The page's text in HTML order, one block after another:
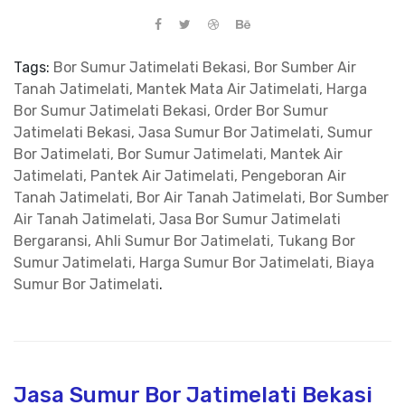
Tags: Bor Sumur Jatimelati Bekasi, Bor Sumber Air
Tanah Jatimelati, Mantek Mata Air Jatimelati, Harga
Bor Sumur Jatimelati Bekasi, Order Bor Sumur
Jatimelati Bekasi, Jasa Sumur Bor Jatimelati, Sumur
Bor Jatimelati, Bor Sumur Jatimelati, Mantek Air
Jatimelati, Pantek Air Jatimelati, Pengeboran Air
Tanah Jatimelati, Bor Air Tanah Jatimelati, Bor Sumber
Air Tanah Jatimelati, Jasa Bor Sumur Jatimelati
Bergaransi, Ahli Sumur Bor Jatimelati, Tukang Bor
Sumur Jatimelati, Harga Sumur Bor Jatimelati, Biaya
Sumur Bor Jatimelati.
Jasa Sumur Bor Jatimelati Bekasi